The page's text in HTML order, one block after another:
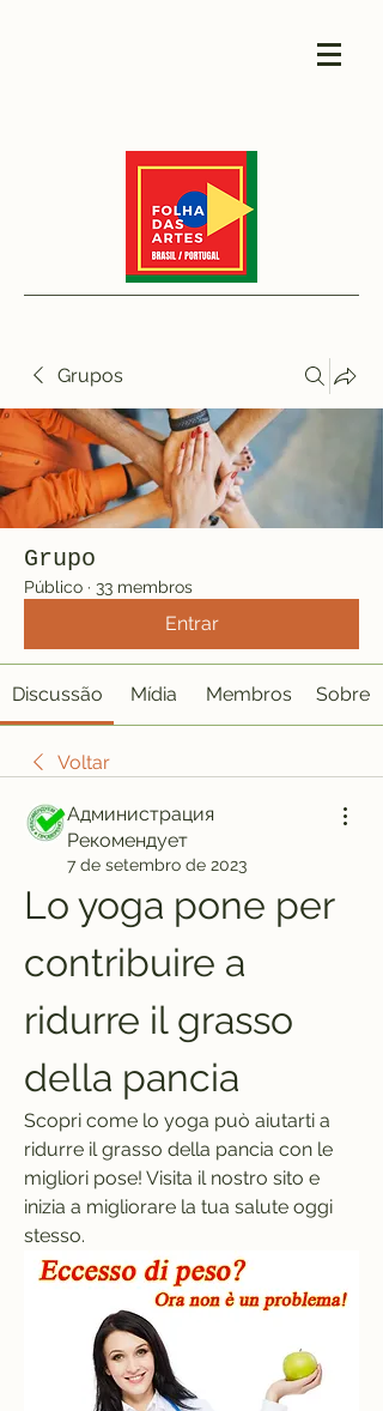
Grupos
Grupo
Público · 33 membros
Entrar
Discussão Mídia Membros Sobre
Voltar
Администрация
Рекомендует
7 de setembro de 2023
Lo yoga pone per
contribuire a
ridurre il grasso
della pancia
Scopri come lo yoga può aiutarti a
ridurre il grasso della pancia con le
migliori pose! Visita il nostro sito e
inizia a migliorare la tua salute oggi
stesso.